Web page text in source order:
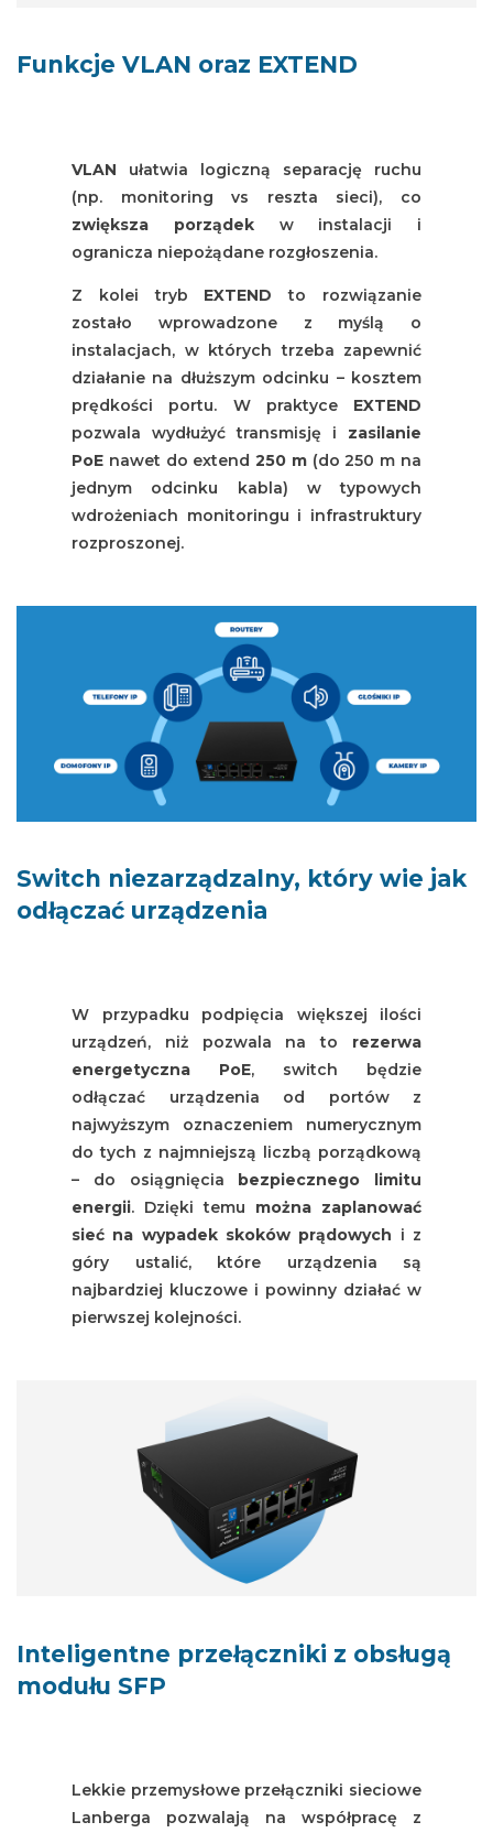
Funkcje VLAN oraz EXTEND
VLAN ułatwia logiczną separację ruchu
(np. monitoring vs reszta sieci), co
zwiększa porządekw instalacji i
ogranicza niepożądane rozgłoszenia.
Z kolei tryb EXTEND to rozwiązanie
zostało wprowadzone z myślą o
instalacjach, w których trzeba zapewnić
działanie na dłuższym odcinku – kosztem
prędkości portu. W praktyce EXTEND
pozwala wydłużyć transmisję i zasilanie
PoE nawet do extend250 m(do 250 m na
jednym odcinku kabla) w typowych
wdrożeniach monitoringu i infrastruktury
rozproszonej.
Switch niezarządzalny, który wie jak
odłączać urządzenia
W przypadku podpięcia większej ilości
urządzeń, niż pozwala na to rezerwa
energetyczna PoE, switch będzie
odłączać urządzenia od portów z
najwyższym oznaczeniem numerycznym
do tych z najmniejszą liczbą porządkową
– do osiągnięcia
bezpiecznego limitu
energii. Dzięki temu można zaplanować
sieć na wypadek skoków prądowych i z
góry ustalić, które urządzenia są
najbardziej kluczowe i powinny działać w
pierwszej kolejności.
Inteligentne przełączniki z obsługą
modułu SFP
Lekkie przemysłowe przełączniki sieciowe
Lanberga pozwalają na współpracę z